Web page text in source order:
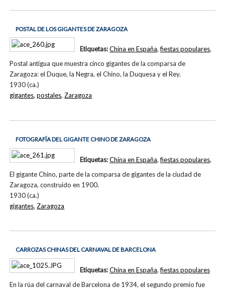
POSTAL DE LOS GIGANTES DE ZARAGOZA
Postal antigua que muestra cinco gigantes de la comparsa de
Zaragoza: el Duque, la Negra, el Chino, la Duquesa y el Rey.
1930 (ca.)
Etiquetas:China en España,fiestas populares,
gigantes,postales,Zaragoza
FOTOGRAFÍA DEL GIGANTE CHINO DE ZARAGOZA
El gigante Chino, parte de la comparsa de gigantes de la ciudad de
Zaragoza, construido en 1900.
1930 (ca.)
Etiquetas:China en España,fiestas populares,
gigantes, Zaragoza
CARROZAS CHINAS DEL CARNAVAL DE BARCELONA
En la rúa del carnaval de Barcelona de 1934, el segundo premio fue
Etiquetas:China en España,fiestas populares